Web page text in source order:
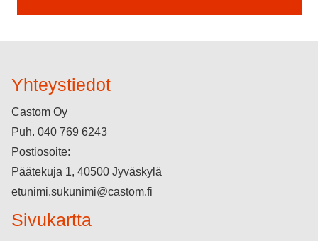
Yhteystiedot
Castom Oy
Puh. 040 769 6243
Postiosoite:
Päätekuja 1, 40500 Jyväskylä
etunimi.sukunimi@castom.fi
Sivukartta